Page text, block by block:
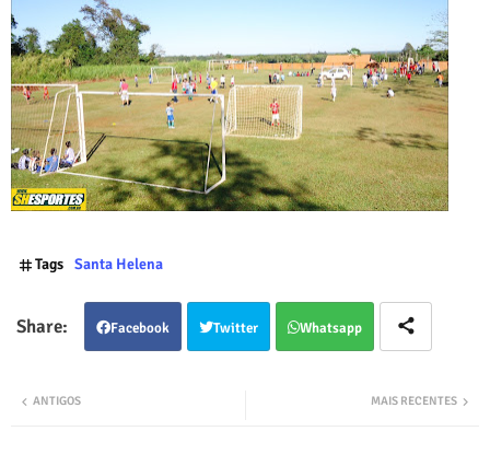
Tags Santa Helena
Facebook Twitter Whatsapp
MAIS RECENTES
ANTIGOS